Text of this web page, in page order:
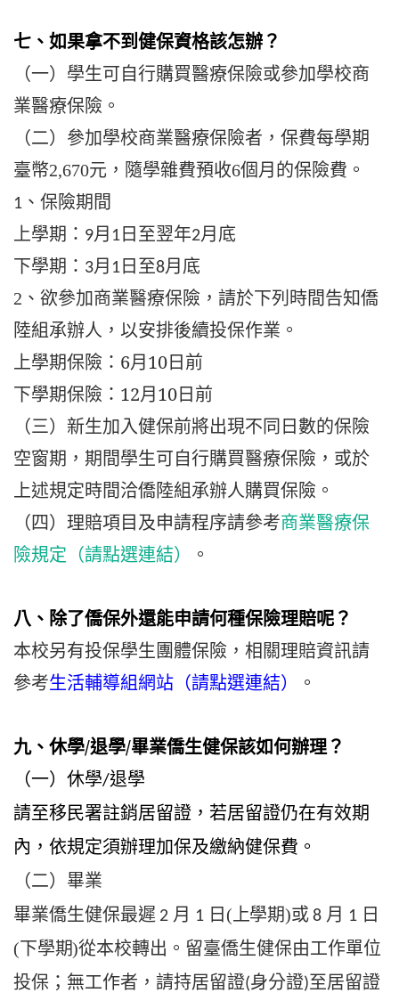
七、如果拿不到健保資格該怎辦？
（一）學生可自行購買醫療保險或參加學校商
業醫療保險。
（二）參加學校商業醫療保險者，保費每學期
臺幣2,670元，隨學雜費預收6個月的保險費。
1 、保險期間
上學期： 9月 1日至翌年2月底
下學期： 3月 1日至8月底
2、欲參加商業醫療保險，請於下列時間告知僑
陸組承辦人，以安排後續投保作業。
上學期保險：6月10日前
下學期保險：12月10日前
（三）新生加入健保前將出現不同日數的保險
空窗期，期間學生可自行購買醫療保險，或於
上述規定時間洽僑陸組承辦人購買保險。
（四）理賠項目及申請程序請參考商業醫療保
險規定（請點選連結）
。
八、除了僑保外還能申請何種保險理賠呢？
本校另有投保學生團體保險，相關理賠資訊請
參考生活輔導組網站（請點選連結） 。
九、休學/退學/畢業僑生健保該如何辦理？
（一）休學/退學
請至移民署註銷居留證，若居留證仍在有效期
內，依規定須辦理加保及繳納健保費。
（二）畢業
畢業僑生健保最遲 2月 1 日 ( 上學期)或 8月 1 日
(下學期)從本校轉出。 留臺僑生健保由工作單位
投保； 無工作者，請持居留證(身分證)至居留證